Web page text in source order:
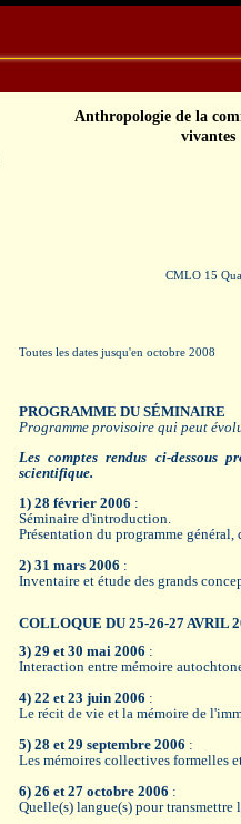
Anthropologie de la
vivantes
CMLO 15
Toutes les dates jusqu'en octobre 2008
PROGRAMME DU SÉMINAIRE
Programme provisoire qui peut
Les comptes rendus ci-dessous
scientifique.
1) 28 février 2006 :
Séminaire d'introduction.
Présentation du programme
2) 31 mars 2006 :
Inventaire et étude des grands
COLLOQUE DU 25-26-27 AVRIL
3) 29 et 30 mai 2006 :
Interaction entre mémoire
4) 22 et 23 juin 2006 :
Le récit de vie et la mémoire de
5) 28 et 29 septembre 2006 :
Les mémoires collectives formelles
6) 26 et 27 octobre 2006 :
Quelle(s) langue(s) pour transmettre